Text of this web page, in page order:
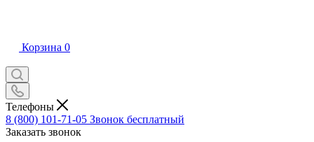
Корзина 0
Телефоны
8 (800) 101-71-05 Звонок бесплатный
Заказать звонок